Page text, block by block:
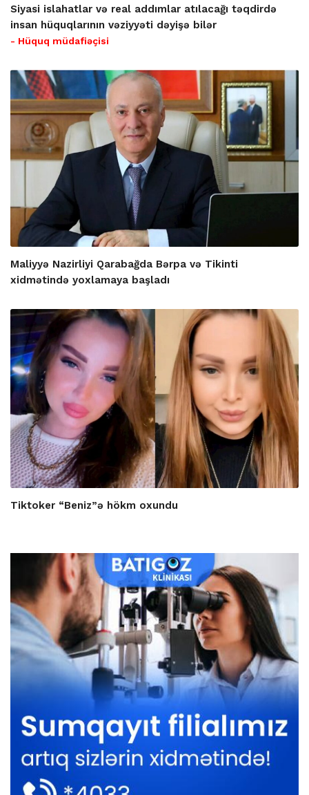
Siyasi islahatlar və real addımlar atılacağı təqdirdə
insan hüquqlarının vəziyyəti dəyişə bilər
- Hüquq müdafiəçisi
Maliyyə Nazirliyi Qarabağda Bərpa və Tikinti
xidmətində yoxlamaya başladı
Tiktoker “Beniz”ə hökm oxundu